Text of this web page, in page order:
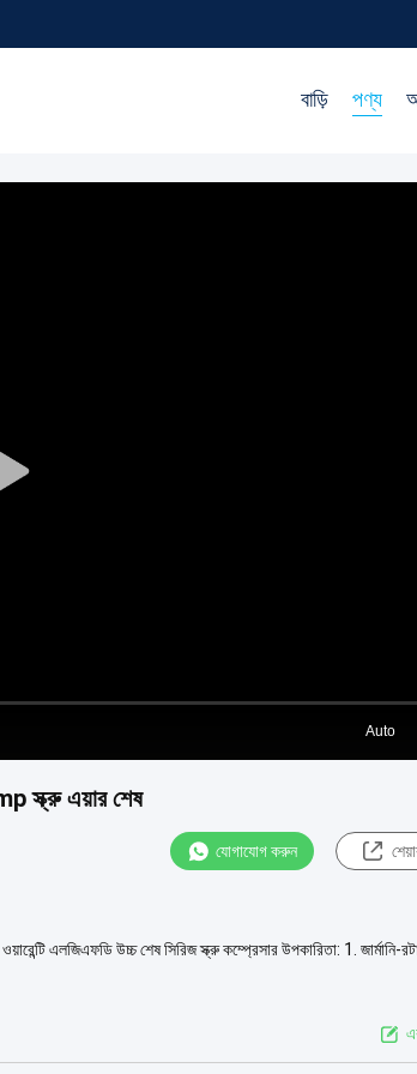
বাড়ি পণ্য
Play
Auto
স্ক্রু এয়ার শেষ
যোগাযোগ করুন
এলজিএফডি উচ্চ শেষ সিরিজ স্ক্রু কম্প্রেসার উপকারিতা: 1. জার্মানি-